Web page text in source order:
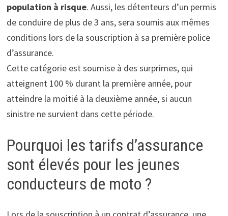
population à risque. Aussi, les détenteurs d’un permis
de conduire de plus de 3 ans, sera soumis aux mêmes
conditions lors de la souscription à sa première police
d’assurance.
Cette catégorie est soumise à des surprimes, qui
atteignent 100 % durant la première année, pour
atteindre la moitié à la deuxième année, si aucun
sinistre ne survient dans cette période.
Pourquoi les tarifs d’assurance
sont élevés pour les jeunes
conducteurs de moto ?